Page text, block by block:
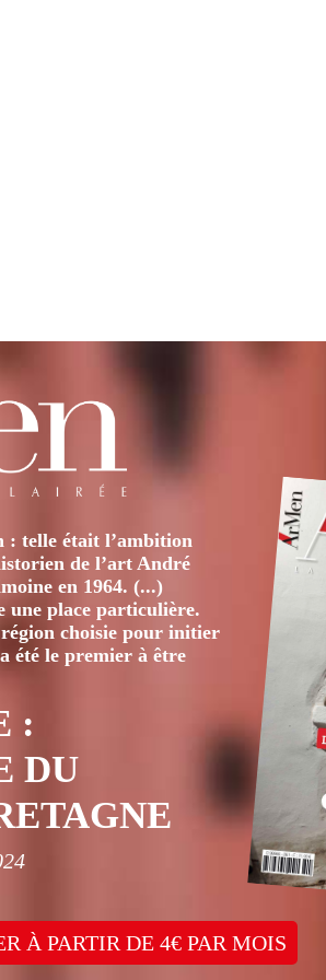
: telle était l’ambition
de l’art André
en 1964. (...)
une place particulière.
région choisie pour initier
été le premier à être
:
DU
À PARTIR DE 4€ PAR MOIS